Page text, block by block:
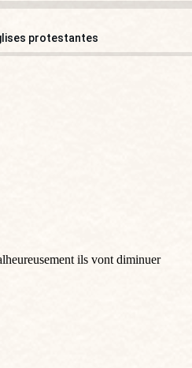
protestantes
ils vont diminuer